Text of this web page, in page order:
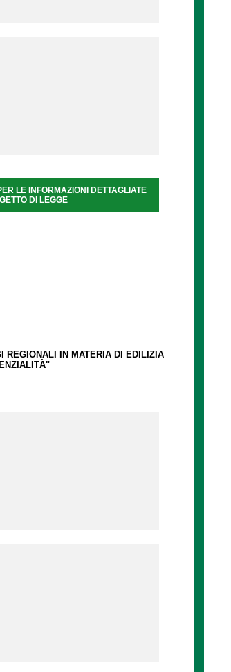
LE INFORMAZIONI DETTAGLIATE
DI LEGGE
REGIONALI IN MATERIA DI EDILIZIA